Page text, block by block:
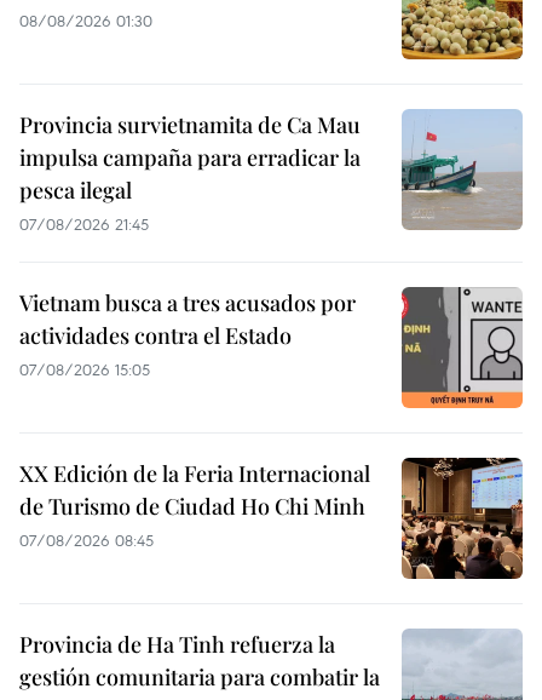
08/08/2026 01:30
Provincia survietnamita de Ca Mau
impulsa campaña para erradicar la
pesca ilegal
07/08/2026 21:45
Vietnam busca a tres acusados por
actividades contra el Estado
07/08/2026 15:05
XX Edición de la Feria Internacional
de Turismo de Ciudad Ho Chi Minh
07/08/2026 08:45
Provincia de Ha Tinh refuerza la
gestión comunitaria para combatir la